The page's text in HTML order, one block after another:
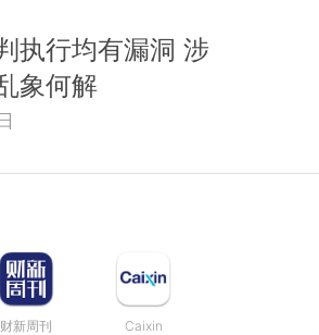
执行均有漏洞 涉
象何解
财新周刊 Caixin